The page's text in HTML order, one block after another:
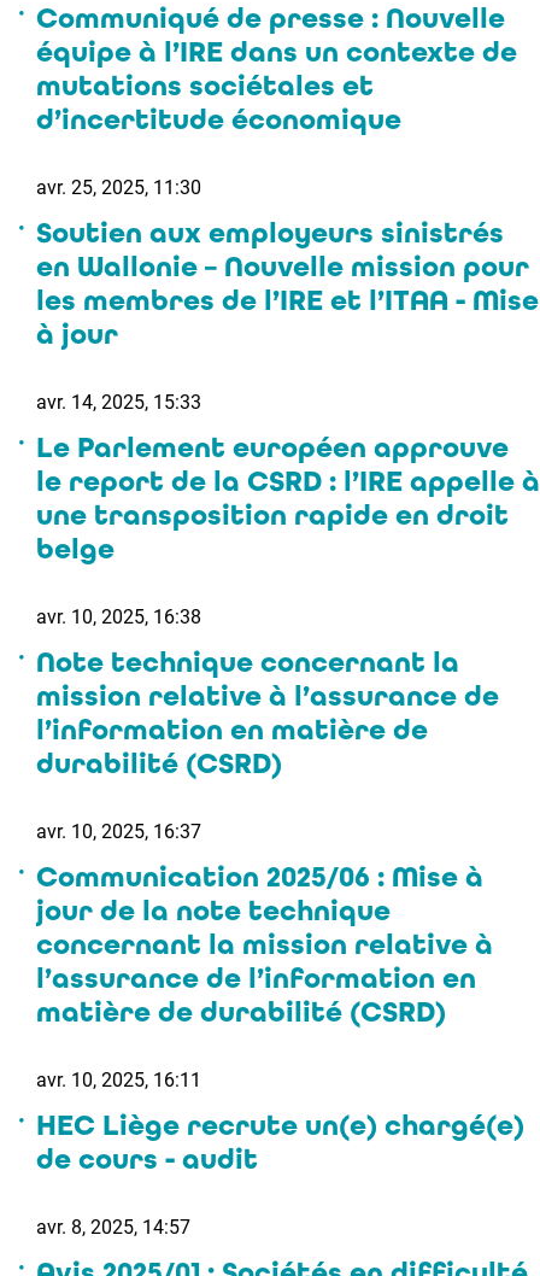
Communiqué de presse : Nouvelle
équipe à l’IRE dans un contexte de
mutations sociétales et
d’incertitude économique
avr. 25, 2025, 11:30
Soutien aux employeurs sinistrés
en Wallonie – Nouvelle mission pour
les membres de l’IRE et l’ITAA - Mise
à jour
avr. 14, 2025, 15:33
Le Parlement européen approuve
le report de la CSRD : l’IRE appelle à
une transposition rapide en droit
belge
avr. 10, 2025, 16:38
Note technique concernant la
mission relative à l’assurance de
l’information en matière de
durabilité (CSRD)
avr. 10, 2025, 16:37
Communication 2025/06 : Mise à
jour de la note technique
concernant la mission relative à
l’assurance de l’information en
matière de durabilité (CSRD)
avr. 10, 2025, 16:11
HEC Liège recrute un(e) chargé(e)
de cours - audit
avr. 8, 2025, 14:57